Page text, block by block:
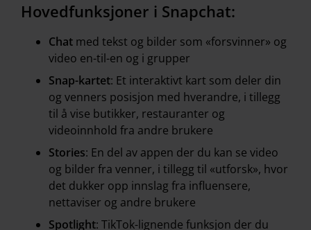
Hovedfunksjoner i Snapchat:
Chat med tekst og bilder som «forsvinner» og
video en-til-en og i grupper
Snap-kartet: Et interaktivt kart som deler din
og venners posisjon med hverandre, i tillegg
til å vise butikker, restauranter og
videoinnhold fra andre brukere
Stories: En del av appen der du kan se video
og bilder fra venner, i tillegg til «utforsk», hvor
det dukker opp innslag fra influensere,
nettaviser og andre brukere
Spotlight: TikTok-lignende funksjon der du